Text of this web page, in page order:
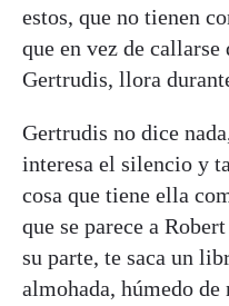
estos, que no tienen
que en vez de
Gertrudis, llora
Gertrudis no dice
interesa el silencio y
cosa que tiene ella
que se parece a
su parte, te saca un
almohada, húmedo